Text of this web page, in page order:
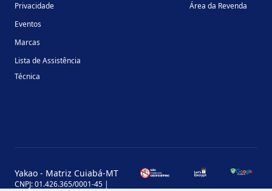
Privacidade
Eventos
Marcas
Lista de Assistência
Técnica
Área da Revenda
Yakao - Matriz Cuiabá-MT
CNPJ: 01.426.365/0001-45 |